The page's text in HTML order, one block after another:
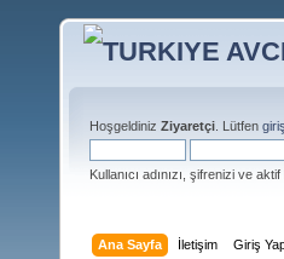
Hoşgeldiniz Ziyaretçi . Lütfen
Kullanıcı adınızı, şifrenizi ve
Ana Sayfa İletişim Giriş